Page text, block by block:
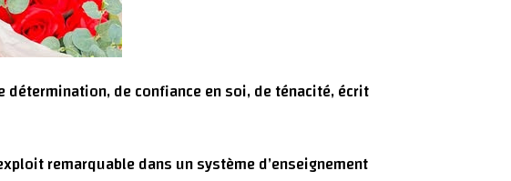
de confiance en soi, de ténacité, écrit
remarquable dans un système d’enseignement